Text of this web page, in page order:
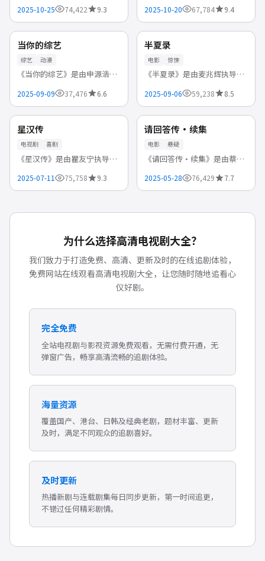
演的中国香港高清电视剧，
2025-10-25首播。卧底与内鬼
身份成谜，信任与背叛在每一
集上演...
2025-10-25 74,422 9.3
主演的中国大陆动漫，2025-
10-20首播。奇幻世界观设定
宏大，冒险旅程充满未知与惊
喜。...
2025-10-20 67,784 9.4
韩国
4K
当你的综艺
综艺 动漫
《当你的综艺》是由申源浩执
衔主演的韩国综艺，2025-09-
09首播。热血少年成长历程，
友情与信念是最强大的力量。
支持...
2025-09-09 37,476 6.6
中国
完结
半夏录
电影 惊悚
《半夏录》是由麦兆辉执导，
衔主演的中国香港电影，
2025-09-06首播。密闭空间内
的生存游戏，恐惧来自未知与
人心。...
2025-09-06 59,238 8.5
中国
连载中
星汉传
电视剧 喜剧
《星汉传》是由瞿友宁执导，
衔主演的中国台湾高清电视
剧，2025-07-11首播。荒诞设
不失...
2025-07-11 75,758 9.3
中国
臻彩
请回答传·续集
电影 悬疑
《请回答传·续集》是由蔡明
佳嬿领衔主演的中国台湾电
影，2025-05-28首播。一桩离
真相在...
2025-05-28 76,429 7.7
为什么选择高清电视剧大全？
我们致力于打造免费、高清、更新及时的在线追剧体验，
免费网站在线观看高清电视剧大全 ，让您随时随地追看心
仪好剧。
完全免费
全站电视剧与影视资源免费观看，无需付费开通，无
弹窗广告，畅享高清流畅的追剧体验。
海量资源
覆盖国产、港台、日韩及经典老剧，题材丰富、更新
及时，满足不同观众的追剧喜好。
及时更新
热播新剧与连载剧集每日同步更新，第一时间追更，
不错过任何精彩剧情。